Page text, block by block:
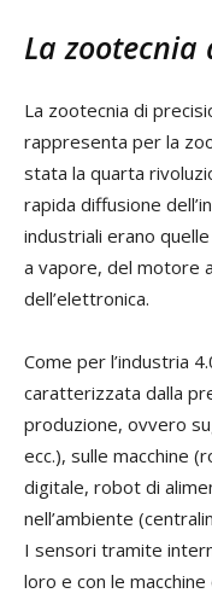
La zootecnia
La zootecnia di
rappresenta per la
stata la quarta
rapida diffusione
industriali erano
a vapore, del motore
dell’elettronica.
Come per l’industria
caratterizzata dalla
produzione, ovvero
ecc.), sulle macchine
digitale, robot di
nell’ambiente
I sensori tramite
loro e con le